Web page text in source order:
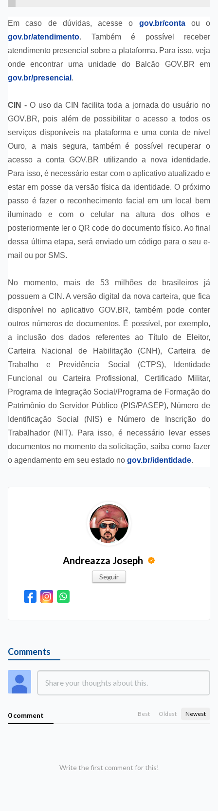
Em caso de dúvidas, acesse o gov.br/contaou o
gov.br/atendimento. Também é possível receber
atendimento presencial sobre a plataforma. Para isso, veja
onde encontrar uma unidade do Balcão GOV.BR em
gov.br/presencial .
CIN - O uso da CIN facilita toda a jornada do usuário no
GOV.BR, pois além de possibilitar o acesso a todos os
serviços disponíveis na plataforma e uma conta de nível
Ouro, a mais segura, também é possível recuperar o
acesso a conta GOV.BR utilizando a nova identidade.
Para isso, é necessário estar com o aplicativo atualizado e
estar em posse da versão física da identidade. O próximo
passo é fazer o reconhecimento facial em um local bem
iluminado e com o celular na altura dos olhos e
posteriormente ler o QR code do documento físico. Ao final
dessa última etapa, será enviado um código para o seu e-
mail ou por SMS.
No momento, mais de 53 milhões de brasileiros já
possuem a CIN. A versão digital da nova carteira, que fica
disponível no aplicativo GOV.BR, também pode conter
outros números de documentos. É possível, por exemplo,
a inclusão dos dados referentes ao Título de Eleitor,
Carteira Nacional de Habilitação (CNH), Carteira de
Trabalho e Previdência Social (CTPS), Identidade
Funcional ou Carteira Profissional, Certificado Militar,
Programa de Integração Social/Programa de Formação do
Patrimônio do Servidor Público (PIS/PASEP), Número de
Identificação Social (NIS) e Número de Inscrição do
Trabalhador (NIT). Para isso, é necessário levar esses
documentos no momento da solicitação, saiba como fazer
o agendamento em seu estado no gov.br/identidade.
Andreazza Joseph
Seguir
Comments
0 comment Best Oldest Newest
Write the first comment for this!